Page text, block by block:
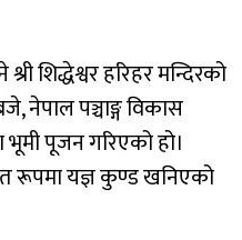
शिद्धेश्वर हरिहर मन्दिरको
नेपाल पञ्चाङ्ग विकास
भूमी पूजन गरिएको हो।
रूपमा यज्ञ कुण्ड खनिएको